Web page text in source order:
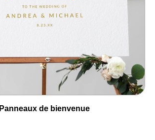
Panneaux de bienvenue